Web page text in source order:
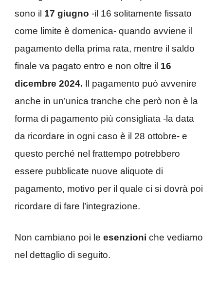
sono il 17 giugno -il 16 solitamente fissato
come limite è domenica- quando avviene il
pagamento della prima rata, mentre il saldo
finale va pagato entro e non oltre il 16
dicembre 2024. Il pagamento può avvenire
anche in un’unica tranche che però non è la
forma di pagamento più consigliata -la data
da ricordare in ogni caso è il 28 ottobre- e
questo perché nel frattempo potrebbero
essere pubblicate nuove aliquote di
pagamento, motivo per il quale ci si dovrà poi
ricordare di fare l’integrazione.
Non cambiano poi le esenzioni che vediamo
nel dettaglio di seguito.